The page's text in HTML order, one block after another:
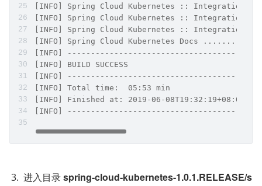
[INFO] Spring Cloud Kubernetes :: Integration
[INFO] Spring Cloud Kubernetes :: Integration
[INFO] Spring Cloud Kubernetes :: Integration
[INFO] Spring Cloud Kubernetes Docs
[INFO]
[INFO] BUILD SUCCESS
[INFO]
[INFO] Total time:  05:53 min
[INFO] Finished at: 2019-06-08T19:32:19+08:00
[INFO]
进入目录 spring-cloud-kubernetes-1.0.1.RELEASE/s